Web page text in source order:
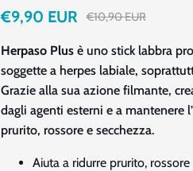
€9,90 EUR €10,90 EUR
Herpaso Plus è uno stick labbra
soggette a herpes labiale,
Grazie alla sua azione filmante,
dagli agenti esterni e a mantenere
prurito, rossore e secchezza.
Aiuta a ridurre prurito,